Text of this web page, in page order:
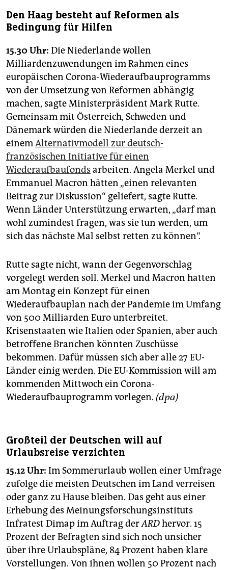
genossenschaft
epaper login
Den Haag besteht auf Reformen als
Bedingung für Hilfen
15.30 Uhr: Die Niederlande wollen
Milliardenzuwendungen im Rahmen eines
europäischen Corona-Wiederaufbauprogramms
von der Umsetzung von Reformen abhängig
machen, sagte Ministerpräsident Mark Rutte.
Gemeinsam mit Österreich, Schweden und
Dänemark würden die Niederlande derzeit an
einemAlternativmodell zur deutsch-
französischen Initiative für einen
Wiederaufbaufonds arbeiten. Angela Merkel und
Emmanuel Macron hätten „einen relevanten
Beitrag zur Diskussion“ geliefert, sagte Rutte.
Wenn Länder Unterstützung erwarten, „darf man
wohl zumindest fragen, was sie tun werden, um
sich das nächste Mal selbst retten zu können“.
Rutte sagte nicht, wann der Gegenvorschlag
vorgelegt werden soll. Merkel und Macron hatten
am Montag ein Konzept für einen
Wiederaufbauplan nach der Pandemie im Umfang
von 500 Milliarden Euro unterbreitet.
Krisenstaaten wie Italien oder Spanien, aber auch
betroffene Branchen könnten Zuschüsse
bekommen. Dafür müssen sich aber alle 27 EU-
Länder einig werden. Die EU-Kommission will am
kommenden Mittwoch ein Corona-
Wiederaufbauprogramm vorlegen. (dpa)
Großteil der Deutschen will auf
Urlaubsreise verzichten
15.12 Uhr: Im Sommerurlaub wollen einer Umfrage
zufolge die meisten Deutschen im Land verreisen
oder ganz zu Hause bleiben. Das geht aus einer
Erhebung des Meinungsforschungsinstituts
Infratest Dimap im Auftrag derARDhervor. 15
Prozent der Befragten sind sich noch unsicher
über ihre Urlaubspläne, 84 Prozent haben klare
Vorstellungen. Von ihnen wollen 50 Prozent nach